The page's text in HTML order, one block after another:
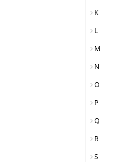
K
L
M
N
O
P
Q
R
S